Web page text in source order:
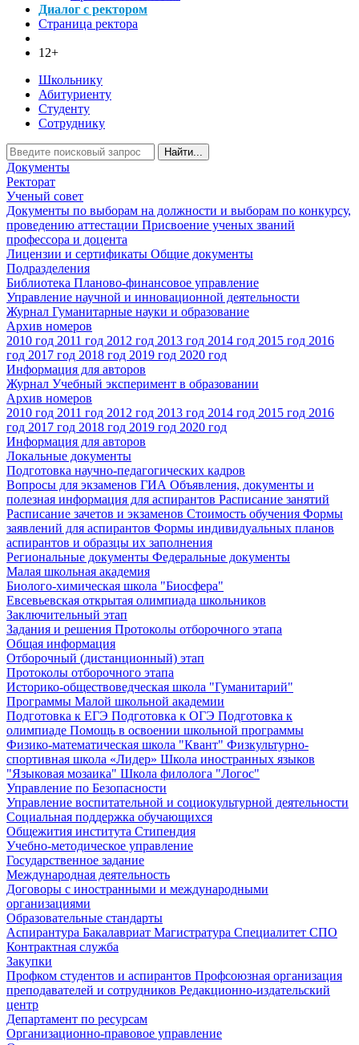
Диалог с ректором
Страница ректора
12+
Школьнику
Абитуриенту
Студенту
Сотруднику
Найти...
Документы
Ректорат
Ученый совет
Документы по выборам на должности и выборам по конкурсу,
проведению аттестации Присвоение ученых званий
профессора и доцента
Лицензии и сертификаты Общие документы
Подразделения
Библиотека Планово-финансовое управление
Управление научной и инновационной деятельности
Журнал Гуманитарные науки и образование
Архив номеров
2010 год 2011 год 2012 год 2013 год 2014 год 2015 год 2016
год 2017 год 2018 год 2019 год 2020 год
Информация для авторов
Журнал Учебный эксперимент в образовании
Архив номеров
2010 год 2011 год 2012 год 2013 год 2014 год 2015 год 2016
год 2017 год 2018 год 2019 год 2020 год
Информация для авторов
Локальные документы
Подготовка научно-педагогических кадров
Вопросы для экзаменов ГИА Объявления, документы и
полезная информация для аспирантов Расписание занятий
Расписание зачетов и экзаменов Стоимость обучения Формы
заявлений для аспирантов Формы индивидуальных планов
аспирантов и образцы их заполнения
Региональные документы Федеральные документы
Малая школьная академия
Биолого-химическая школа "Биосфера"
Евсевьевская открытая олимпиада школьников
Заключительный этап
Задания и решения Протоколы отборочного этапа
Общая информация
Отборочный (дистанционный) этап
Протоколы отборочного этапа
Историко-обществоведческая школа "Гуманитарий"
Программы Малой школьной академии
Подготовка к ЕГЭ Подготовка к ОГЭ Подготовка к
олимпиаде Помощь в освоении школьной программы
Физико-математическая школа "Квант" Физкультурно-
спортивная школа «Лидер» Школа иностранных языков
"Языковая мозаика" Школа филолога "Логос"
Управление по Безопасности
Управление воспитательной и социокультурной деятельности
Социальная поддержка обучающихся
Общежития института Стипендия
Учебно-методическое управление
Государственное задание
Международная деятельность
Договоры с иностранными и международными
организациями
Образовательные стандарты
Аспирантура Бакалавриат Магистратура Специалитет СПО
Контрактная служба
Закупки
Профком студентов и аспирантов Профсоюзная организация
преподавателей и сотрудников Редакционно-издательский
центр
Департамент по ресурсам
Организационно-правовое управление